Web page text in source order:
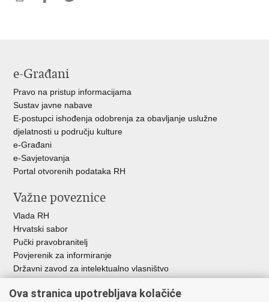
e-Građani
Pravo na pristup informacijama
Sustav javne nabave
E-postupci ishođenja odobrenja za obavljanje uslužne
djelatnosti u području kulture
e-Građani
e-Savjetovanja
Portal otvorenih podataka RH
Važne poveznice
Vlada RH
Hrvatski sabor
Pučki pravobranitelj
Povjerenik za informiranje
Državni zavod za intelektualno vlasništvo
HAKOM
Ova stranica upotrebljava kolačiće